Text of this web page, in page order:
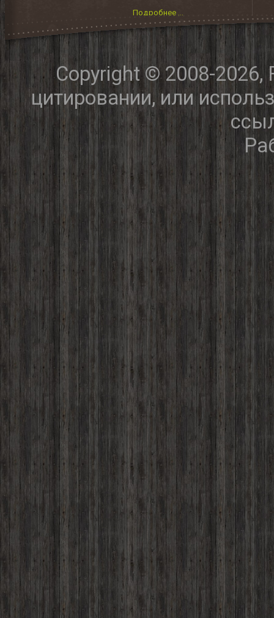
Подробнее ...
Copyright © 2008-
цитировании, или